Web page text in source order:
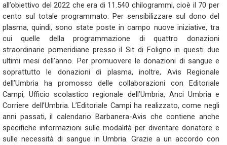
all’obiettivo del 2022 che era di 11.540 chilogrammi, cioè il 70 per
cento sul totale programmato. Per sensibilizzare sul dono del
plasma, quindi, sono state poste in campo nuove iniziative, tra
cui quelle della programmazione di quattro donazioni
straordinarie pomeridiane presso il Sit di Foligno in questi due
ultimi mesi dell’anno. Per promuovere le donazioni di sangue e
soprattutto le donazioni di plasma, inoltre, Avis Regionale
dell’Umbria ha promosso delle collaborazioni con Editoriale
Campi, Ufficio scolastico regionale dell’Umbria, Anci Umbria e
Corriere dell’Umbria. L’Editoriale Campi ha realizzato, come negli
anni passati, il calendario Barbanera-Avis che contiene anche
specifiche informazioni sulle modalità per diventare donatore e
sulle necessità di sangue in Umbria. Grazie a un accordo con